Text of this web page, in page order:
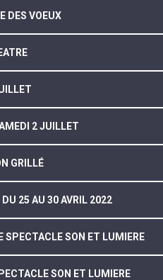
DES VOEUX
2 JUILLET
GRILLÉ
25 AU 30 AVRIL 2022
SPECTACLE SON ET LUMIERE
SON ET LUMIERE